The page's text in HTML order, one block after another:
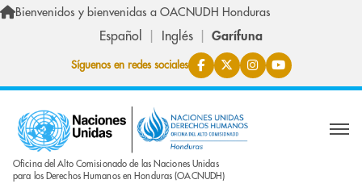
Skip to main content
Bienvenidos y bienvenidas a OACNUDH Honduras
Español Inglés Garífuna
Síguenos en redes sociales
Oficina del Alto Comisionado de las Naciones Unidas
para los Derechos Humanos en Honduras (OACNUDH)